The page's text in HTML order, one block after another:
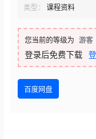
类型：
课程资料
您当前的等级为 游客
登录后免费下载
百度网盘